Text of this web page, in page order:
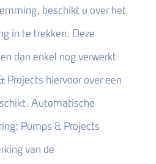
beschikt u over het
in te trekken. Deze
dan enkel nog verwerkt
Projects hiervoor over een
Automatische
Pumps & Projects
van de